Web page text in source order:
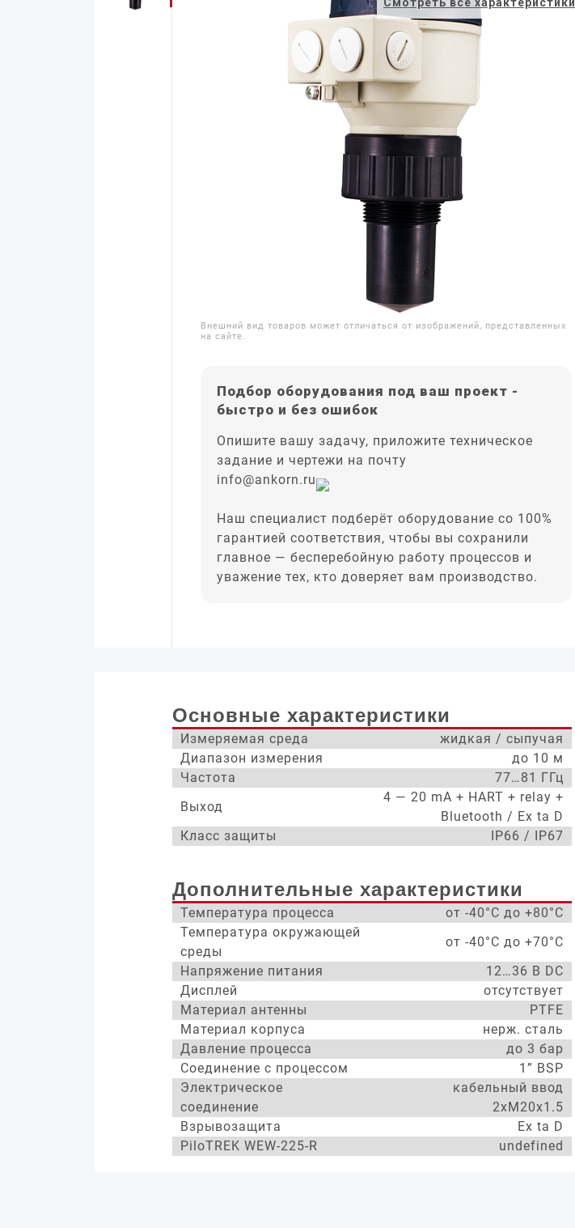
Внешний вид товаров может отличаться от изображений, представленных
на сайте.
Подбор оборудования под ваш проект -
быстро и без ошибок
Опишите вашу задачу, приложите техническое
задание и чертежи на почту
info@ankorn.ru
Наш специалист подберёт оборудование со 100%
гарантией соответствия, чтобы вы сохранили
главное — бесперебойную работу процессов и
уважение тех, кто доверяет вам производство.
Основные характеристики
Измеряемая среда
жидкая / сыпучая
Диапазон измерения
до 10 м
Частота
77…81 ГГц
Выход
4 — 20 mA + HART + relay +
Bluetooth / Ex ta D
Класс защиты
IP66 / IP67
Дополнительные характеристики
Температура процесса
от -40°С до +80°С
Температура окружающей
среды
от -40°С до +70°С
Напряжение питания
12…36 В DC
Дисплей
отсутствует
Материал антенны
PTFE
Материал корпуса
нерж. сталь
Давление процесса
до 3 бар
Соединение с процессом
1” BSP
Электрическое
соединение
кабельный ввод
2xM20x1.5
Взрывозащита
Ex ta D
PiloTREK WEW-225-R
undefined